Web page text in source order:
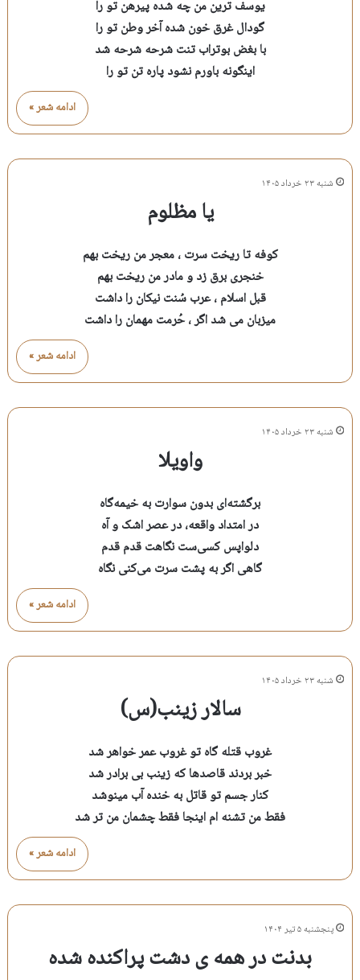
یوسف ترین من چه شده پیرهن تو را
گودال غرق خون شده آخر وطن تو را
با بغض بوتراب تنت شرحه شرحه شد
اینگونه باورم نشود پاره تن تو را
ادامه شعر »
شنبه ۲۳ خرداد ۱۴۰۵
یا مظلوم
کوفه تا ریخت سرت ، معجر من ریخت بهم
خنجری برق زد و مادر من ریخت بهم
قبل اسلام ، عرب سُنت نیکان را داشت
میزبان می شد اگر ، حُرمت مهمان را داشت
ادامه شعر »
شنبه ۲۳ خرداد ۱۴۰۵
واویلا
برگشته‌ای بدون سوارت به خیمه‌گاه
در امتداد واقعه، در عصر اشک و آه
دلواپس کسی‌ست نگاهت قدم قدم
گاهی اگر به پشت سرت می‌کنی نگاه
ادامه شعر »
شنبه ۲۳ خرداد ۱۴۰۵
سالار زینب(س)
غروب قتله گاه تو غروب عمر خواهر شد
خبر بردند قاصدها که زینب بی برادر شد
کنار جسم تو قاتل به خنده آب مینوشد
فقط من تشنه ام اینجا فقط چشمان من تر شد
ادامه شعر »
پنجشنبه ۵ تیر ۱۴۰۴
بدنت در همه ی دشت پراکنده شده